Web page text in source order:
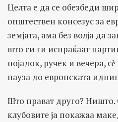
Целта е да се обезбеди
општествен консезус за
земјата, ама без волја да
што си ги испраќаат
појадок, ручек и вечера,
пауза до европската
Што прават друго? Ништо.
клубовите ја покажаа